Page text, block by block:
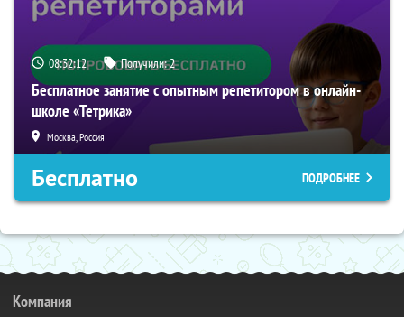
08:32:11 Получили:2
Бесплатное занятие с опытным репетитором в онлайн-
школе «Тетрика»
Москва, Россия
Бесплатно ПОДРОБНЕЕ
Компания